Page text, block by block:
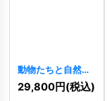
動物たちと自然が
調和するボタニカ
ルなロゴ [ 11405]
29,800円(税込)